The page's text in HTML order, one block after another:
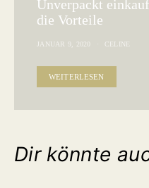
Unverpackt
die Vorteile
JANUAR 9, 2020 CELINE
WEITERLESEN
Dir könnte